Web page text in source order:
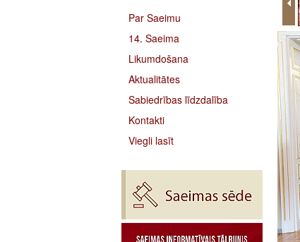
Par Saeimu
14. Saeima
Likumdošana
Aktualitātes
Sabiedrības līdzdalība
Kontakti
Viegli lasīt